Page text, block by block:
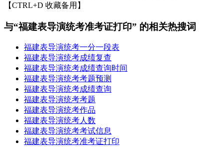
【CTRL+D 收藏备用】
与“福建表导演统考准考证打印” 的相关热搜词
福建表导演统考一分一段表
福建表导演统考成绩复查
福建表导演统考成绩查询时间
福建表导演统考考题预测
福建表导演统考成绩查询
福建表导演统考考题
福建表导演统考作品
福建表导演统考人数
福建表导演统考考试信息
福建表导演统考准考证打印